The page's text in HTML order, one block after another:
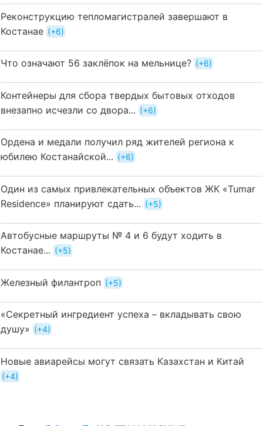
Реконструкцию тепломагистралей завершают в
Костанае
+6
Что означают 56 заклёпок на мельнице? +6
Контейнеры для сбора твердых бытовых отходов
внезапно исчезли со двора...
+6
Ордена и медали получил ряд жителей региона к
юбилею Костанайской...
+6
Один из самых привлекательных объектов ЖК «Tumar
Residence» планируют сдать...
+5
Автобусные маршруты № 4 и 6 будут ходить в
Костанае...
+5
Железный филантроп +5
«Секретный ингредиент успеха – вкладывать свою
душу»
+4
Новые авиарейсы могут связать Казахстан и Китай
+4